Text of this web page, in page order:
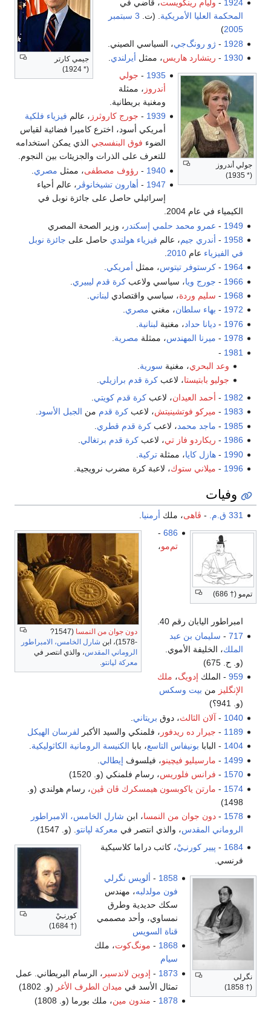
جيمي كارتر
(* 1924)
1924
- وليام رينكويست، قاضي في
المحكمة العليا الأمريكية . (ت. 3 سبتمبر
2005
)
1928
-ژو رونگ‌جي، السياسي الصيني.
1930
- ريتشارد هاريس، ممثل أيرلندي
جولي أندروز
(* 1935)
1935
- جولي
أندروز ، ممثلة
ومغنية بريطانية.
1939
- جورج كاروثرز ، عالم فيزياء فلكية
أمريكي أسود، اخترع كاميرا فضائية لقياس
الضوء فوق البنفسجي الذي يمكن استخدامه
للتعرف على الذرات والجزيئات بين النجوم.
1940
- رؤوف مصطفى، ممثل مصري
1947
- أهارون تشيخانوڤر ، عالم أحياء
إسرائيلي حاصل على جائزة نوبل في
الكيمياء في عام 2004.
1949
- عمرو محمد حلمي إسكندر ، وزير الصحة المصري
1958
- أندري جيم، عالم فيزياء هولندي حاصل على جائزة نوبل
في الفيزياء عام2010
1964
-كرستوفر تيتوس، ممثل أمريكي.
1966
- جورج ويا، سياسي ولاعبكرة قدم ليبيري
1968
- سليم وردة، سياسي واقتصادي لبناني
1972
- بهاء سلطان، مغني مصري.
1976
-ديانا حداد، مغنية لبنانية
1978
- ميرنا المهندس، ممثلة مصرية.
1981
-
وعد البحري، مغنية سورية
جوليو بابتيستا، لاعب كرة قدم برازيلي
1982
- أحمد العيدان، لاعبكرة قدم كويتي
1983
- ميركو فوتشينيتش، لاعبكرة قدم من الجبل الأسود.
1985
- ماجد محمد، لاعبكرة قدم قطري
1986
- ريكاردو فاز تي، لاعبكرة قدم برتغالي.
1990
-هازل كايا، ممثلةتركية
1996
- ميلاني ستوك، لاعبة كرة مضرب نرويجية.
وفيات
331 ق.م. - ڤاهى، ملك أرمنيا.
تم‌مو († 686)
دون جوان من النمسا
(1547?
-1578)، ابن
شارل الخامس، الامبراطور
الروماني المقدس، والذي انتصر في
معركة لپانتو.
686
-
تم‌مو،
امبراطور اليابان رقم 40.
717
- سليمان بن عبد
الملك، الخليفة الأموي.
(و. ح. 675)
959 - الملك إدويگ، ملك
الإنگليز من بيت وسكس
(و. 941؟)
1040
- آلان الثالث، دوق بريتاني
1189
- جيرار ده ريدفور ، فلمنكي والسيد الأكبر لفرسان الهيكل
1404 - البابا بونيفاس التاسع، بابا الكنيسة الرومانية الكاثوليكية.
1499
- مارسيليو فيچينو، فيلسوف إيطالي
1570
- فرانس فلوريس، رسام فلمنكي (و. 1520)
1574
- مارتن ياكوبسون هيمسكرك ڤان ڤين، رسام هولندي (و.
1498)
1578
-دون جوان من النمسا، ابن شارل الخامس، الامبراطور
الروماني المقدس، والذي انتصر في معركة لپانتو . (و. 1547)
كورنـِيْ
(† 1684)
1684
- پيير كورنـِيْ، كاتب دراما كلاسيكية
فرنسي.
نگرلي
(† 1858)
1858
- ألويس نگرلي
فون مولدلبه، مهندس
سكك حديدية وطرق
نمساوي، وأحد مصممي
قناة السويس
1868
- مونگ‌كوت، ملك
سيام
1873
- إدوين لاندسير ، الرسام البريطاني. عمل
تمثال الأسد في ميدان الطرف الأغر (و. 1802)
1878
- مندون مين، ملك بورما (و. 1808)